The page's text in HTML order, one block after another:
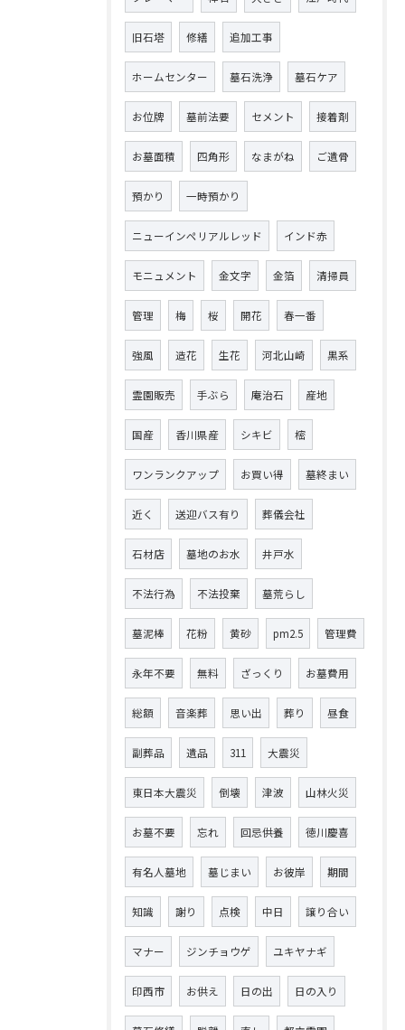
旧石塔 修繕 追加工事
ホームセンター 墓石洗浄 墓石ケア
お位牌 墓前法要 セメント 接着剤
お墓面積 四角形 なまがね ご遺骨
預かり 一時預かり
ニューインペリアルレッド インド赤
モニュメント 金文字 金箔 清掃員
管理 梅 桜 開花 春一番
強風 造花 生花 河北山崎 黒系
霊園販売 手ぶら 庵治石 産地
国産 香川県産 シキビ 樒
ワンランクアップ お買い得 墓終まい
近く 送迎バス有り 葬儀会社
石材店 墓地のお水 井戸水
不法行為 不法投棄 墓荒らし
墓泥棒 花粉 黄砂 pm2.5 管理費
永年不要 無料 ざっくり お墓費用
総額 音楽葬 思い出 葬り 昼食
副葬品 遺品 311 大震災
東日本大震災 倒壊 津波 山林火災
お墓不要 忘れ 回忌供養 徳川慶喜
有名人墓地 墓じまい お彼岸 期間
知識 謝り 点検 中日 譲り合い
マナー ジンチョウゲ ユキヤナギ
印西市 お供え 日の出 日の入り